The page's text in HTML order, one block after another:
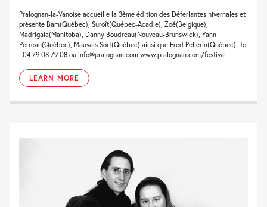
Pralognan-la-Vanoise accueille la 3ème édition des Déferlantes hivernales et
présente Bam(Québec), Suroît(Québec-Acadie), Zoé(Belgique),
Madrigaia(Manitoba), Danny Boudreau(Nouveau-Brunswick), Yann
Perreau(Québec), Mauvais Sort(Québec) ainsi que Fred Pellerin(Québec). Tel
: 04 79 08 79 08 ou info@pralognan.com www.pralognan.com/festival
LEARN MORE